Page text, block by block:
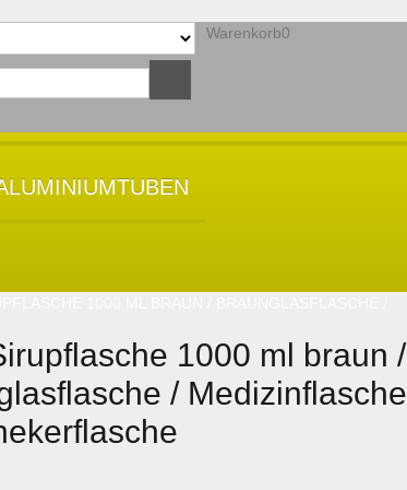
Warenkorb0
1000 ml braun /
/ Medizinflasche